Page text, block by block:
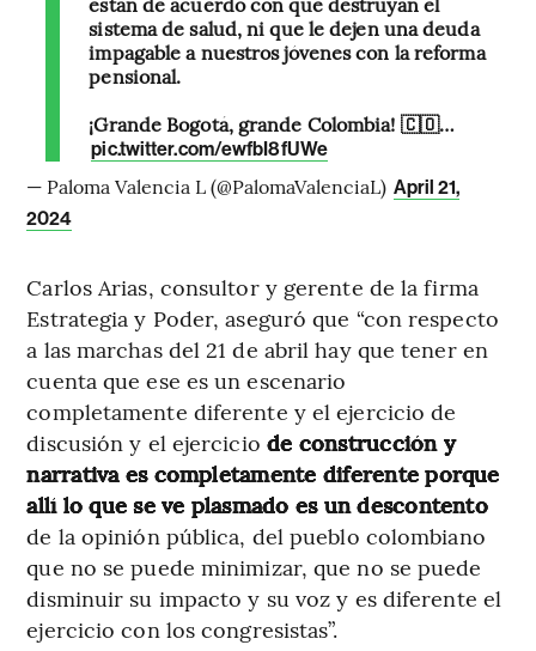
sistema de salud, ni que le dejen una deuda
impagable a nuestros jóvenes con la reforma
pensional.
¡Grande Bogotá, grande Colombia! 🇨🇴…
pic.twitter.com/ewfbI8fUWe
— Paloma Valencia L (@PalomaValenciaL) April 21,
2024
Carlos Arias, consultor y gerente de la firma
Estrategia y Poder, aseguró que “con respecto
a las marchas del 21 de abril hay que tener en
cuenta que ese es un escenario
completamente diferente y el ejercicio de
discusión y el ejercicio de construcción y
narrativa es completamente diferente porque
allí lo que se ve plasmado es un descontento
de la opinión pública, del pueblo colombiano
que no se puede minimizar, que no se puede
disminuir su impacto y su voz y es diferente el
ejercicio con los congresistas”.